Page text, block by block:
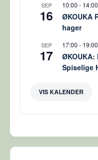
SEP
16
10:00 - 14:00
ØKOUKA
hager
SEP
17
17:00 - 19:00
ØKOUKA:
Spiselige
VIS KALENDER